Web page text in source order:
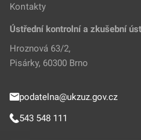
Kontakty
Ústřední kontrolní a zkušební
Hroznová 63/2,
Pisárky, 60300 Brno
podatelna@ukzuz.gov.cz
543 548 111